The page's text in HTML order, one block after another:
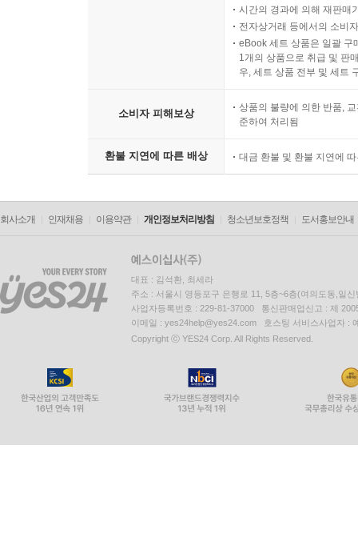
시간의 경과에 의해 재판매
전자상거래 등에서의 소비
eBook 세트 상품은 일괄 구
1개의 상품으로 취급 및 판
우, 세트 상품 전부 및 세트
소비자 피해보상
상품의 불량에 의한 반품,
준하여 처리됨
환불 지연에 따른 배상 대금 환불 및 환불 지연에
회사소개 인재채용 이용약관 개인정보처리방침 청소년보호정책 도서홍보안내
대표 : 김석환, 최세라
주소 : 서울시 영등포구 은행로 11, 5층~6층(여의도동,일신
사업자등록번호 : 229-81-37000 통신판매업신고 : 제
이메일 : yes24help@yes24.com 호스팅 서비스사업자 :
Copyright ⓒ YES24 Corp. All Rights Reserved.